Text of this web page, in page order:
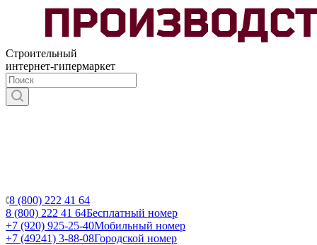
Строительный
интернет-гипермаркет
8 (800) 222 41 64
8 (800) 222 41 64Бесплатный номер
+7 (920) 925-25-40Мобильный номер
+7 (49241) 3-88-08Городской номер